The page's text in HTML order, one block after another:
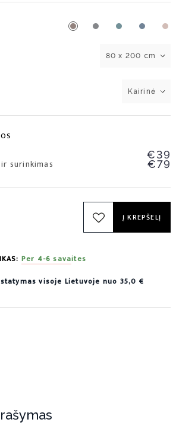
80 x 200 cm
Kairinė
€39
surinkimas €79
Į KREPŠELĮ
Per 4-6 savaites
visoje Lietuvoje nuo 35,0 €